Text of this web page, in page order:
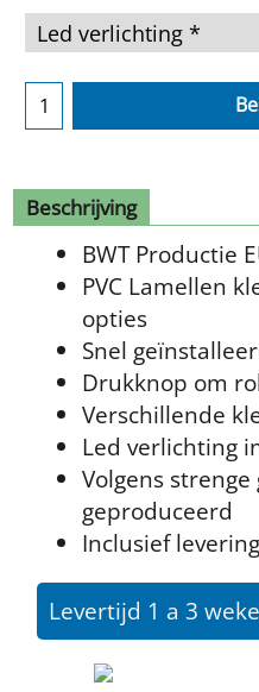
Beschrijving
BWT Productie
PVC Lamellen
opties
Snel
Drukknop om
Verschillende
Led verlichting
Volgens
geproduceerd
Inclusief levering
Levertijd 1 a 3